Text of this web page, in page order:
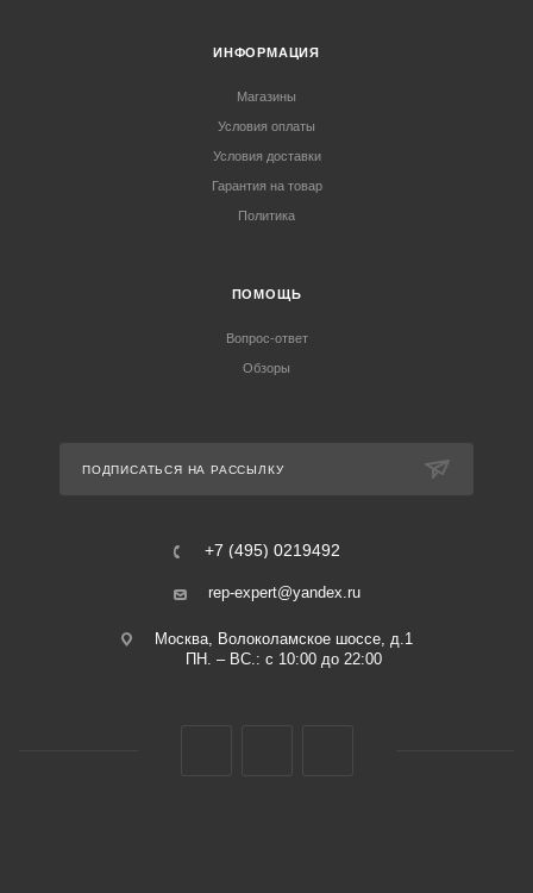
ИНФОРМАЦИЯ
Магазины
Условия оплаты
Условия доставки
Гарантия на товар
Политика
ПОМОЩЬ
Вопрос-ответ
Обзоры
ПОДПИСАТЬСЯ НА РАССЫЛКУ
+7 (495) 0219492
rep-expert@yandex.ru
Москва, Волоколамское шоссе, д.1
ПН. – ВС.: с 10:00 до 22:00